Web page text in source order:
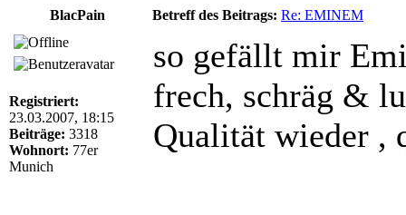
BlacPain
Betreff des Beitrags: Re: EMINEM
Registriert:
23.03.2007, 18:15
Beiträge: 3318
Wohnort: 77er
Munich
so gefällt mir
frech, schräg &
Qualität wieder ,